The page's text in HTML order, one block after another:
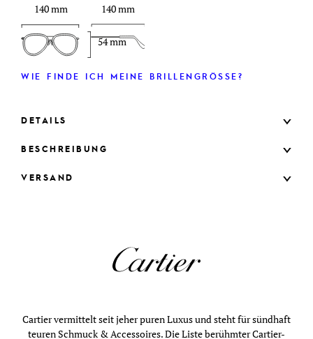
140 mm
54 mm
140 mm
WIE FINDE ICH MEINE BRILLENGRÖSSE?
DETAILS
BESCHREIBUNG
VERSAND
Cartier vermittelt seit jeher puren Luxus und steht für sündhaft
teuren Schmuck & Accessoires. Die Liste berühmter Cartier-